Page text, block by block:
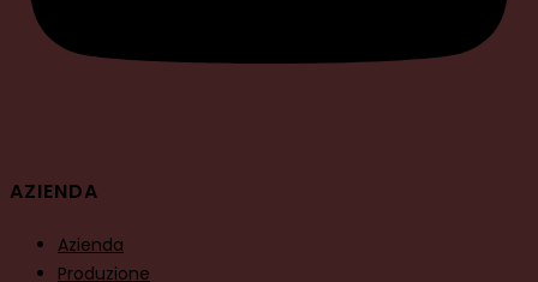
AZIENDA
Azienda
Produzione